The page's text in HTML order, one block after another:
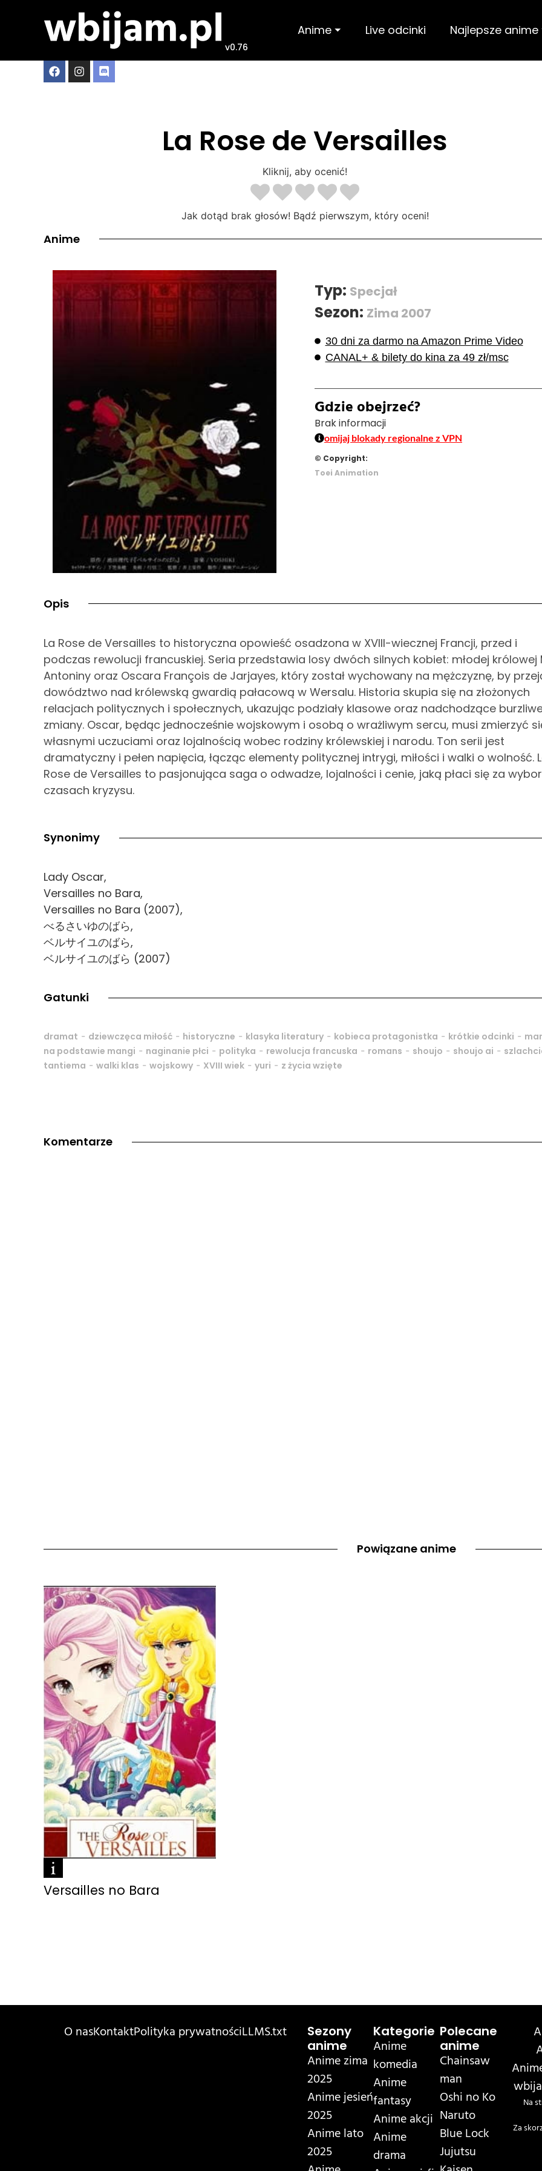
v0.76
Anime ⏷ Live odcinki Najlepsze anime
La Rose de Versailles
Kliknij, aby ocenić!
Jak dotąd brak głosów! Bądź pierwszym, który oceni!
Anime
Typ: Specjał
Sezon: Zima 2007
30 dni za darmo na Amazon Prime Video
CANAL+ & bilety do kina za 49 zł/msc
Gdzie obejrzeć?
Brak informacji
omijaj blokady regionalne z VPN
© Copyright:
Toei Animation
Opis
La Rose de Versailles to historyczna opowieść osadzona w XVIII-wiecznej Francji, przed i
podczas rewolucji francuskiej. Seria przedstawia losy dwóch silnych kobiet: młodej królowej
Antoniny oraz Oscara François de Jarjayes, który został wychowany na mężczyznę, by
dowództwo nad królewską gwardią pałacową w Wersalu. Historia skupia się na złożonych
relacjach politycznych i społecznych, ukazując podziały klasowe oraz nadchodzące
zmiany. Oscar, będąc jednocześnie wojskowym i osobą o wrażliwym sercu, musi zmierzyć
własnymi uczuciami oraz lojalnością wobec rodziny królewskiej i narodu. Ton serii jest
dramatyczny i pełen napięcia, łącząc elementy politycznej intrygi, miłości i walki o wolność.
Rose de Versailles to pasjonująca saga o odwadze, lojalności i cenie, jaką płaci się za
czasach kryzysu.
Synonimy
Lady Oscar,
Versailles no Bara,
Versailles no Bara (2007),
べるさいゆのばら,
ベルサイユのばら,
ベルサイユのばら (2007)
Gatunki
dramat - dziewczęca miłość - historyczne - klasyka literatury - kobieca protagonistka - krótkie odcinki -
na podstawie mangi - naginanie płci - polityka - rewolucja francuska - romans - shoujo - shoujo ai -
tantiema - walki klas - wojskowy - XVIII wiek - yuri - z życia wzięte
Komentarze
Powiązane anime
Versailles no Bara
O nasKontaktPolityka prywatnościLLMS.txt
Sezony
anime
Anime zima
2025
Anime jesień
2025
Anime lato
2025
Kategorie
Anime
komedia
Anime
fantasy
Anime akcji
Anime
drama
Polecane
anime
Chainsaw
man
Oshi no Ko
Naruto
Blue Lock
Jujutsu
Na
Za